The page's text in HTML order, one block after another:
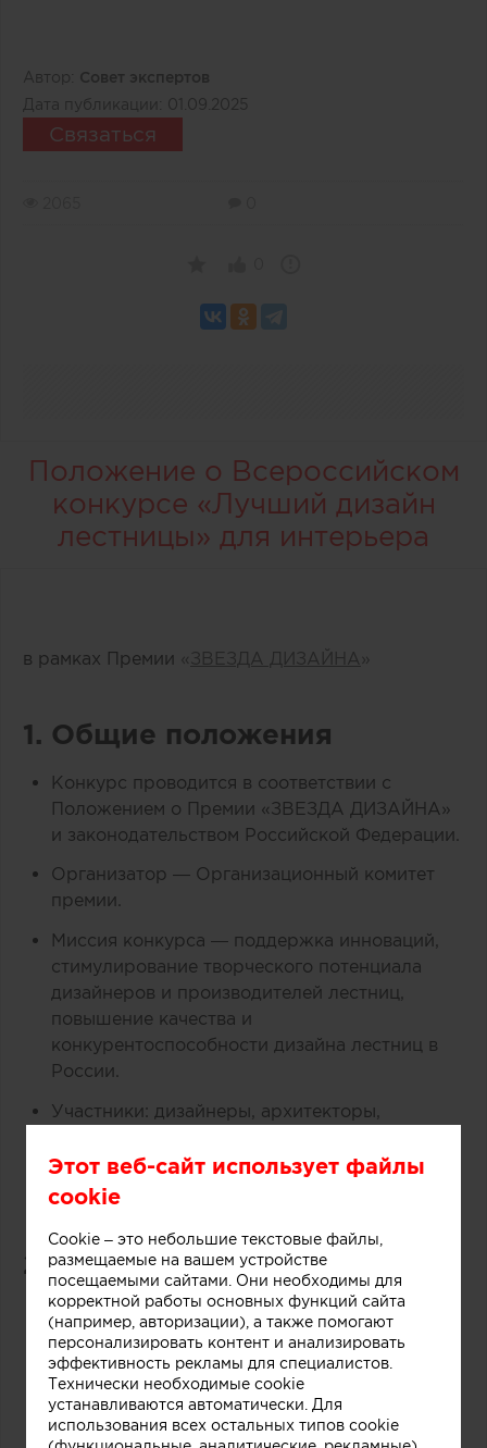
Автор: Совет экспертов
Дата публикации: 01.09.2025
Связаться
Положение о Всероссийском
конкурсе «Лучший дизайн
лестницы» для интерьера
в рамках Премии « ЗВЕЗДА ДИЗАЙНА »
1. Общие положения
Конкурс проводится в соответствии с
Положением о Премии «ЗВЕЗДА ДИЗАЙНА»
и законодательством Российской Федерации.
Организатор — Организационный комитет
премии.
Миссия конкурса — поддержка инноваций,
стимулирование творческого потенциала
дизайнеров и производителей лестниц,
повышение качества и
конкурентоспособности дизайна лестниц в
России.
Участники: дизайнеры, архитекторы,
мастерские, работающие в сфере дизайна
интерьеров в России и СНГ.
2. Цели конкурса
Признание выдающихся достижений в
проектировании и дизайне лестниц.
Поощрение инноваций и оригинальных
авторских решений в конструктивных и
эстетических аспектах.
Этот веб-сайт использует файлы
cookie
Cookie – это небольшие текстовые файлы,
размещаемые на вашем устройстве
посещаемыми сайтами. Они необходимы для
корректной работы основных функций сайта
(например, авторизации), а также помогают
персонализировать контент и анализировать
эффективность рекламы для специалистов.
Технически необходимые cookie
устанавливаются автоматически. Для
использования всех остальных типов cookie